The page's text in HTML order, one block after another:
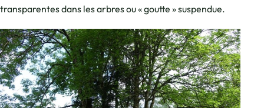
transparentes dans les arbres ou « goutte » suspendue.